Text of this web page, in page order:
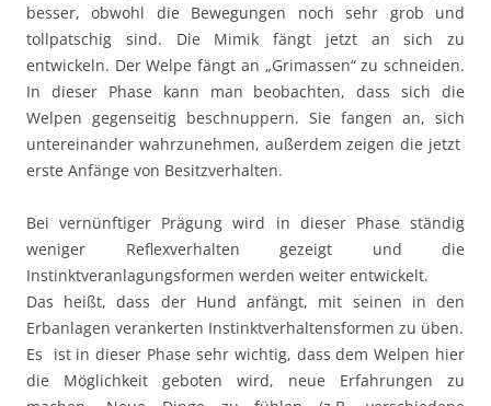
besser, obwohl die Bewegungen noch sehr grob und
tollpatschig sind. Die Mimik fängt jetzt an sich zu
entwickeln. Der Welpe fängt an „Grimassen“ zu schneiden.
In dieser Phase kann man beobachten, dass sich die
Welpen gegenseitig beschnuppern. Sie fangen an, sich
untereinander wahrzunehmen, außerdem zeigen die jetzt
erste Anfänge von Besitzverhalten.
Bei vernünftiger Prägung wird in dieser Phase ständig
weniger Reflexverhalten gezeigt und die
Instinktveranlagungsformen werden weiter entwickelt.
Das heißt, dass der Hund anfängt, mit seinen in den
Erbanlagen verankerten Instinktverhaltensformen zu üben.
Es ist in dieser Phase sehr wichtig, dass dem Welpen hier
die Möglichkeit geboten wird, neue Erfahrungen zu